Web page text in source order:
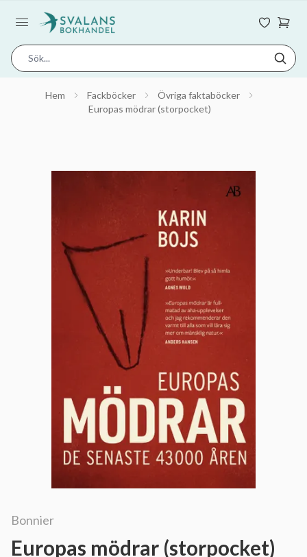
Hem Fackböcker
Övriga faktaböcker
Europas mödrar (storpocket)
Bonnier
Europas mödrar (storpocket)